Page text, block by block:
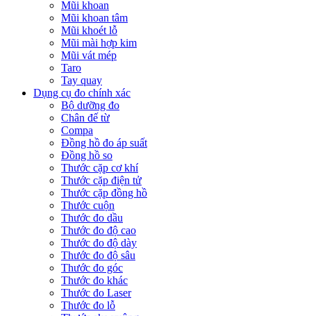
Mũi khoan
Mũi khoan tâm
Mũi khoét lỗ
Mũi mài hợp kim
Mũi vát mép
Taro
Tay quay
Dụng cụ đo chính xác
Bộ dưỡng đo
Chân đế từ
Compa
Đồng hồ đo áp suất
Đồng hồ so
Thước cặp cơ khí
Thước cặp điện tử
Thước cặp đồng hồ
Thước cuộn
Thước đo dầu
Thước đo độ cao
Thước đo độ dày
Thước đo độ sâu
Thước đo góc
Thước đo khác
Thước đo Laser
Thước đo lỗ